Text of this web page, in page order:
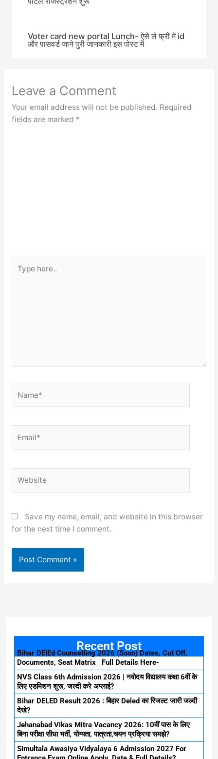
Voter card new portal Lunch- ऐसे ले फ्री में id
और पासवर्ड जाने पुरी जानकारी इस पोस्ट में
Leave a Comment
Your email address will not be published. Required
fields are marked *
here..
Save my name, email, and website in this browser
for the next time I comment.
Recent Post
Bihar DElEd Counselling 2026 (Soon) Dates, Cut Off,
Documents, Seat Matrix Full Details Here-
NVS Class 6th Admission 2026 | नवोदय विद्यालय कक्षा 6वीं के
लिए एडमिशन शुरू, जल्दी करे अप्लाई?
Bihar DELED Result 2026 : बिहार Deled का रिजल्ट जारी जल्दी
देखे?
Jehanabad Vikas Mitra Vacancy 2026: 10वीं पास के लिए
बिना परीक्षा सीधा भर्ती, योग्यता, पात्रता,चयन प्रक्रिया समझे?
Simultala Awasiya Vidyalaya 6 Admission 2027 For